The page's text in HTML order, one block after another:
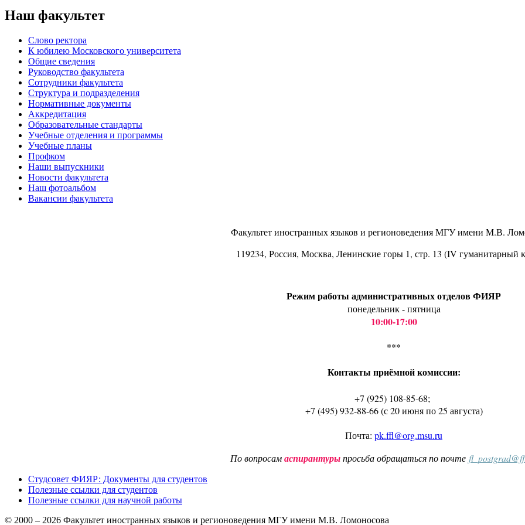
Наш факультет
Слово ректора
К юбилею Московского университета
Общие сведения
Руководство факультета
Сотрудники факультета
Структура и подразделения
Нормативные документы
Аккредитация
Образовательные стандарты
Учебные отделения и программы
Учебные планы
Профком
Наши выпускники
Новости факультета
Наш фотоальбом
Вакансии факультета
Факультет иностранных языков и регионоведения МГУ имени М.В.
119234, Россия, Москва, Ленинские горы 1, стр. 13 (IV гуманитарный
Режим работы административных отделов ФИЯР
понедельник - пятница
10:00-17:00
***
Контакты приёмной комиссии:
+7 (925) 108-85-68;
+7 (495) 932-88-66 (с 20 июня по 25 августа)
Почта: pk.ffl@org.msu.ru
По вопросамаспирантурыпросьба обращаться по почте
Студсовет ФИЯР: Документы для студентов
Полезные ссылки для студентов
Полезные ссылки для научной работы
© 2000 – 2026 Факультет иностранных языков и регионоведения МГУ имени М.В. Ломоносова